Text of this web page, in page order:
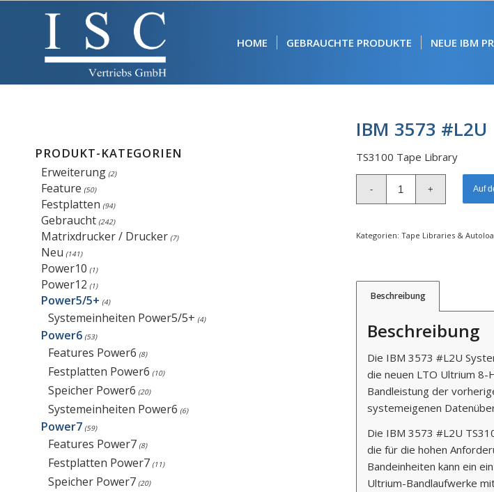
HOME GEBRAUCHTE PRODUKTE NEUE IBM
PRODUKT-KATEGORIEN
Erweiterung (2)
Feature (50)
Festplatten (94)
Gebraucht (242)
Matrixdrucker / Drucker (7)
Neu (141)
Power10 (1)
Power12 (1)
Power5/5+ (4)
Systemeinheiten Power5/5+ (4)
Power6 (53)
Features Power6 (8)
Festplatten Power6 (10)
Speicher Power6 (20)
Systemeinheiten Power6 (6)
Power7 (59)
Features Power7 (8)
Festplatten Power7 (11)
Speicher Power7 (20)
IBM 3573 #L2U
TS3100 Tape Library
Auf
Kategorien: Tape Libraries &
Beschreibung
Beschreibung
Die IBM 3573 #L2U
die neuen LTO Ultrium 8-
Bandleistung der
systemeigenen
Die IBM 3573 #L2U
die für die hohen
Bandeinheiten kann ein
Ultrium-Bandlaufwerke